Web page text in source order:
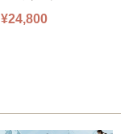
掛けソファ O’HANA ソ
¥24,800